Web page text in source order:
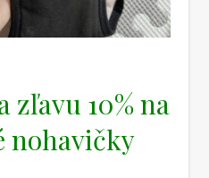
zľavu 10% na
nohavičky